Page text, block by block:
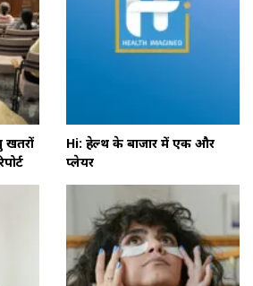
खतरों
Hi: हेल्थ के बाजार में एक और
प्लेयर